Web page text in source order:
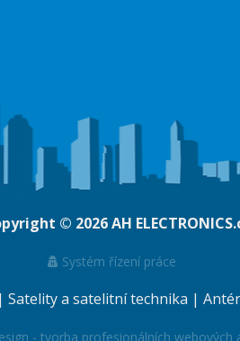
© 2026AH
Systém řízení práce
| Satelity a satelitní technika |
- tvorba profesionálních webových